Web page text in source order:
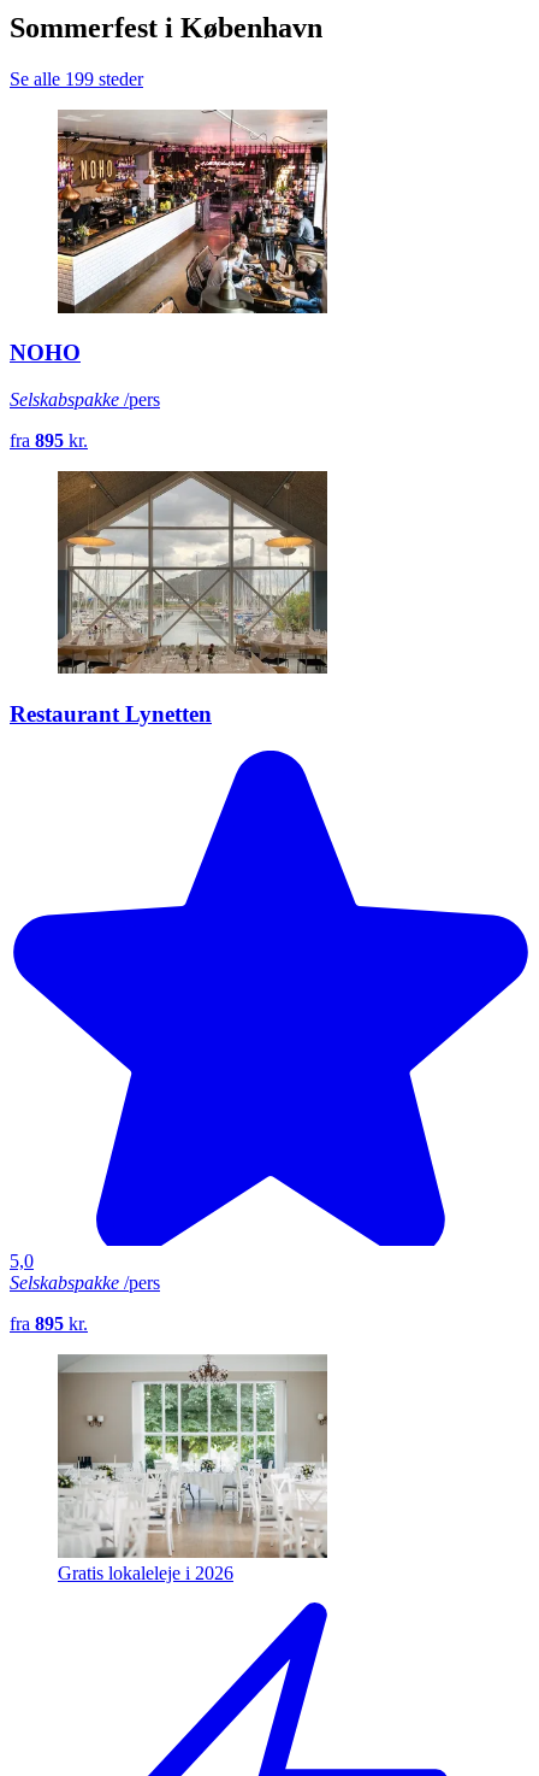
Sommerfest i København
Se alle 199 steder
NOHO
Selskabspakke /pers
fra 895 kr.
Restaurant Lynetten
5,0
Selskabspakke /pers
fra 895 kr.
Gratis lokaleleje i 2026